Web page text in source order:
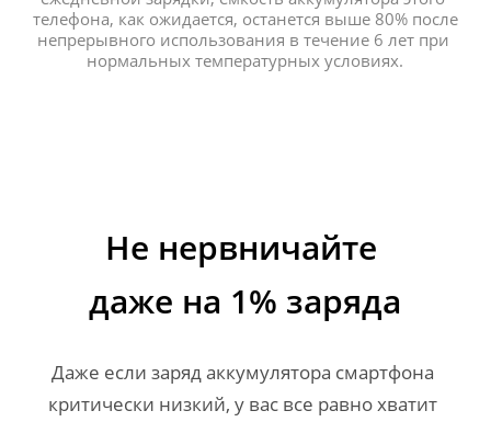
телефона, как ожидается, останется выше 80% после
непрерывного использования в течение 6 лет при
нормальных температурных условиях.
Даже если заряд аккумулятора смартфона
критически низкий, у вас все равно хватит
Не нервничайте
даже на 1% заряда